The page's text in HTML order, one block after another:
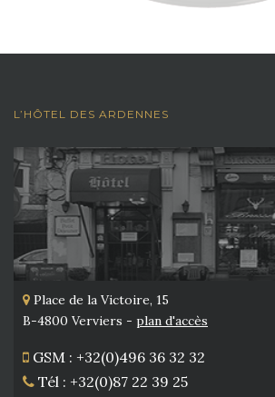
L’HÔTEL DES ARDENNES
Place de la Victoire, 15
B-4800 Verviers - plan d'accès
GSM : +32(0)496 36 32 32
Tél : +32(0)87 22 39 25